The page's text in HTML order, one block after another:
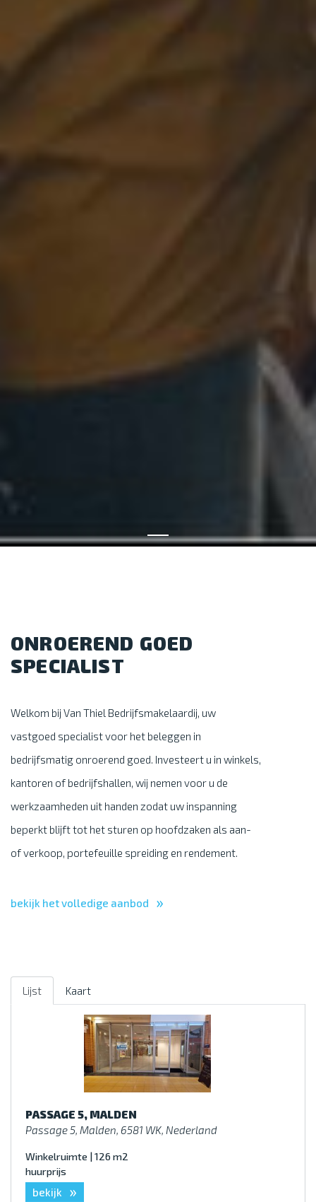
ONROEREND GOED
SPECIALIST
Welkom bij Van Thiel Bedrijfsmakelaardij, uw
vastgoed specialist voor het beleggen in
bedrijfsmatig onroerend goed. Investeert u in winkels,
kantoren of bedrijfshallen, wij nemen voor u de
werkzaamheden uit handen zodat uw inspanning
beperkt blijft tot het sturen op hoofdzaken als aan-
of verkoop, portefeuille spreiding en rendement.
bekijk het volledige aanbod »
Lijst Kaart
PASSAGE 5, MALDEN
Passage 5, Malden, 6581 WK, Nederland
Winkelruimte | 126 m2
huurprijs
bekijk »